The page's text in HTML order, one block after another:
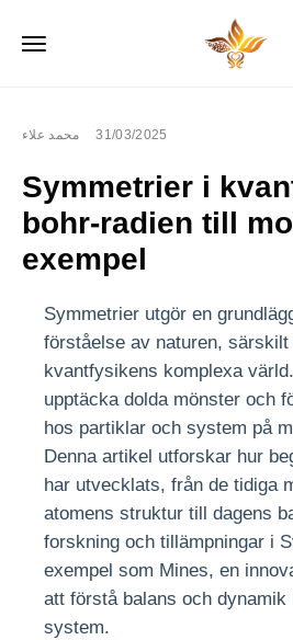
محمد علاء 31/03/2025
Symmetrier i
bohr-radien till
exempel
Symmetrier utgör en
förståelse av naturen, särskilt
kvantfysikens komplexa
upptäcka dolda mönster och
hos partiklar och system på
Denna artikel utforskar hur
har utvecklats, från de tidiga
atomens struktur till dagens
forskning och tillämpningar i
exempel som Mines, en
att förstå balans och dynamik
system.